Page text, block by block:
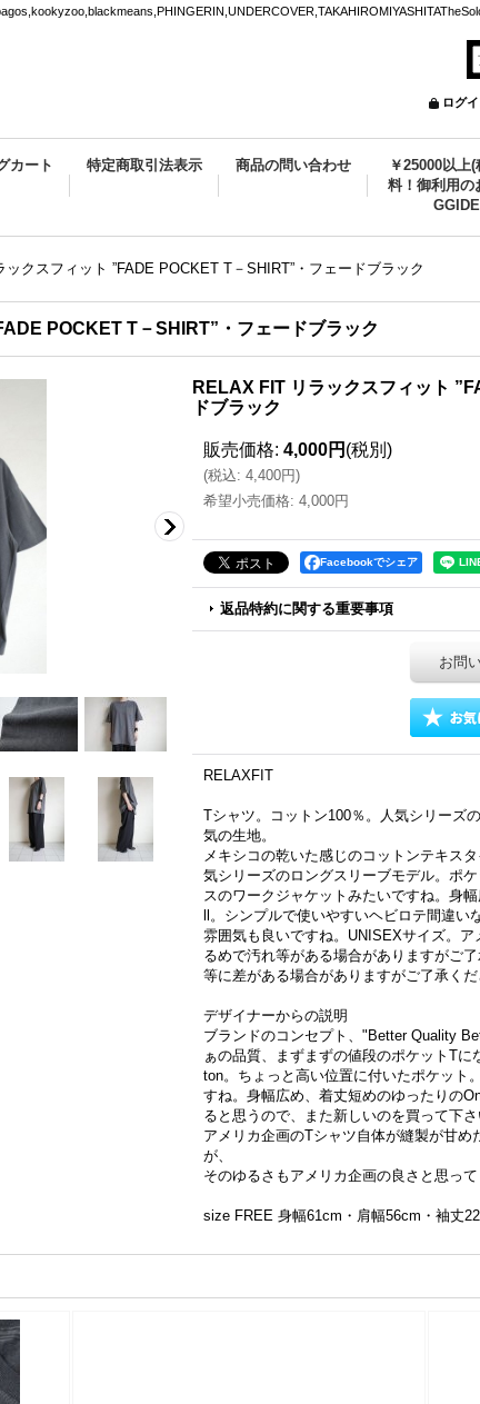
ログ
カート 特定商取引法表示 商品の問い合わせ
￥25000以上
料！御利用の
クスフィット ”FADE POCKET T－SHIRT”・フェードブラック
POCKET T－SHIRT”・フェードブラック
RELAX FIT リラックスフィット
ドブラック
販売価格: 4,000円 (税別)
(税込: 4,400円)
希望小売価格: 4,000円
Facebookでシェア
返品特約に関する重要事項
お問
RELAXFIT
Tシャツ。コットン100％。人気シリーズ
気の生地。
メキシコの乾いた感じのコットンテキス
気シリーズのロングスリーブモデル。ポ
スのワークジャケットみたいですね。身
ll。シンプルで使いやすいヘビロテ間違
雰囲気も良いですね。UNISEXサイズ。
るめで汚れ等がある場合がありますがご
等に差がある場合がありますがご了承くだ
デザイナーからの説明
ブランドのコンセプト、"Better Quality
ぁの品質、まずまずの値段のポケットT
ton。ちょっと高い位置に付いたポケット
すね。身幅広め、着丈短めのゆったりの
ると思うので、また新しいのを買って下
アメリカ企画のTシャツ自体が縫製が甘
が、
そのゆるさもアメリカ企画の良さと思って
size FREE 身幅61cm・肩幅56cm・袖丈